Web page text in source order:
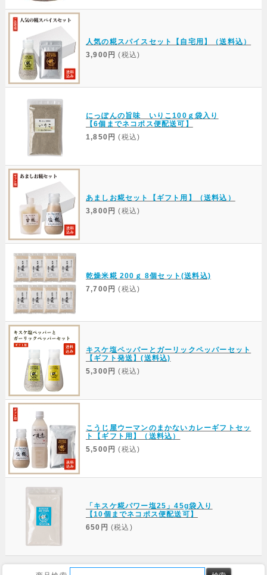
人気の糀スパイスセット【自宅用】（送料込）
3,900円 (税込)
にっぽんの旨味 いりこ100ｇ袋入り
【6個までネコポス便配送可】
1,850円 (税込)
あましお糀セット【ギフト用】（送料込）
3,800円 (税込)
乾燥米糀 200ｇ 8個セット(送料込)
7,700円 (税込)
キスケ塩ペッパーとガーリックペッパーセット
【ギフト発送】(送料込)
5,300円 (税込)
こうじ屋ウーマンのまかないカレーギフトセッ
ト【ギフト用】（送料込）
5,500円 (税込)
「キスケ糀パワー塩25」45g袋入り
【10個までネコポス便配送可】
650円 (税込)